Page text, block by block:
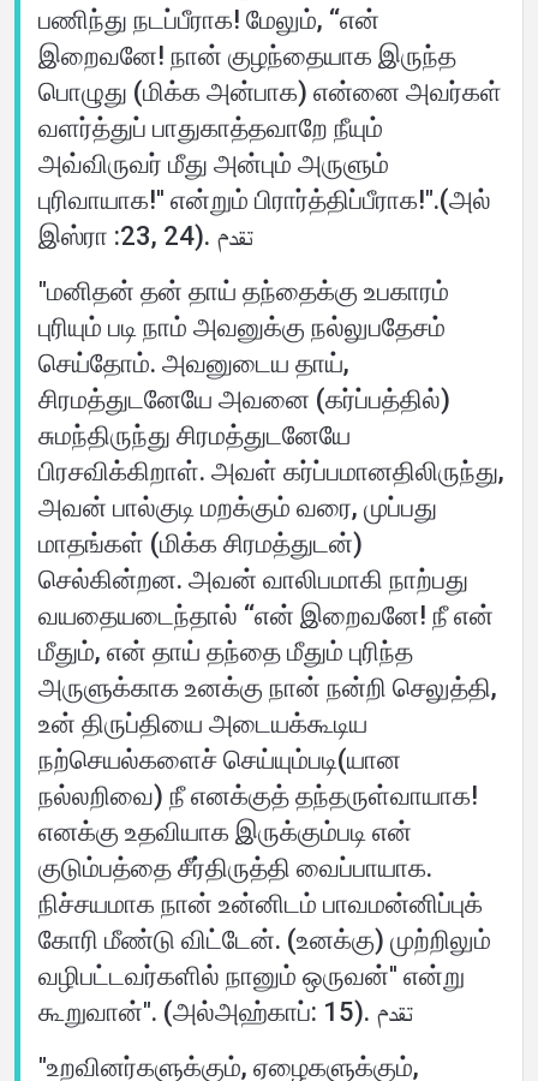
பணிந்து நடப்பீராக! மேலும், ‘‘என்
இறைவனே! நான் குழந்தையாக இருந்த
பொழுது (மிக்க அன்பாக) என்னை அவர்கள்
வளர்த்துப் பாதுகாத்தவாறே நீயும்
அவ்விருவர் மீது அன்பும் அருளும்
புரிவாயாக!'' என்றும் பிரார்த்திப்பீராக!".(அல்
இஸ்ரா :23, 24). تقدم
"மனிதன் தன் தாய் தந்தைக்கு உபகாரம்
புரியும் படி நாம் அவனுக்கு நல்லுபதேசம்
செய்தோம். அவனுடைய தாய்,
சிரமத்துடனேயே அவனை (கர்ப்பத்தில்)
சுமந்திருந்து சிரமத்துடனேயே
பிரசவிக்கிறாள். அவள் கர்ப்பமானதிலிருந்து,
அவன் பால்குடி மறக்கும் வரை, முப்பது
மாதங்கள் (மிக்க சிரமத்துடன்)
செல்கின்றன. அவன் வாலிபமாகி நாற்பது
வயதையடைந்தால் ‘‘என் இறைவனே! நீ என்
மீதும், என் தாய் தந்தை மீதும் புரிந்த
அருளுக்காக உனக்கு நான் நன்றி செலுத்தி,
உன் திருப்தியை அடையக்கூடிய
நற்செயல்களைச் செய்யும்படி(யான
நல்லறிவை) நீ எனக்குத் தந்தருள்வாயாக!
எனக்கு உதவியாக இருக்கும்படி என்
குடும்பத்தை சீர்திருத்தி வைப்பாயாக.
நிச்சயமாக நான் உன்னிடம் பாவமன்னிப்புக்
கோரி மீண்டு விட்டேன். (உனக்கு) முற்றிலும்
வழிபட்டவர்களில் நானும் ஒருவன்'' என்று
கூறுவான்". (அல்அஹ்காப்: 15). تقدم
"உறவினர்களுக்கும், ஏழைகளுக்கும்,